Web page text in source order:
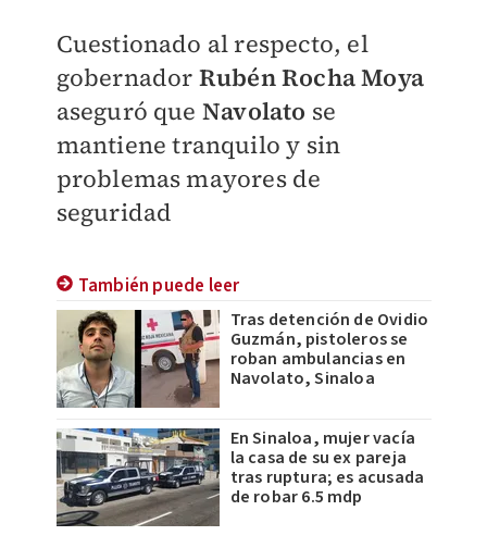
Cuestionado al respecto, el
gobernador Rubén Rocha Moya
aseguró que Navolato se
mantiene tranquilo y sin
problemas mayores de
seguridad
También puede leer
Tras detención de Ovidio
Guzmán, pistoleros se
roban ambulancias en
Navolato, Sinaloa
En Sinaloa, mujer vacía
la casa de su ex pareja
tras ruptura; es acusada
de robar 6.5 mdp